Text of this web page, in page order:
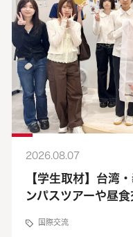
2026.08.07
【学生取材】台湾
ンパスツアーや昼
国際交流